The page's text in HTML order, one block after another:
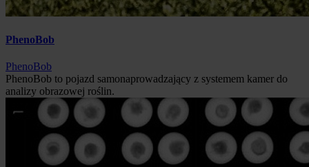
PhenoBob
PhenoBob
PhenoBob to pojazd samonaprowadzający z systemem kamer do
analizy obrazowej roślin.